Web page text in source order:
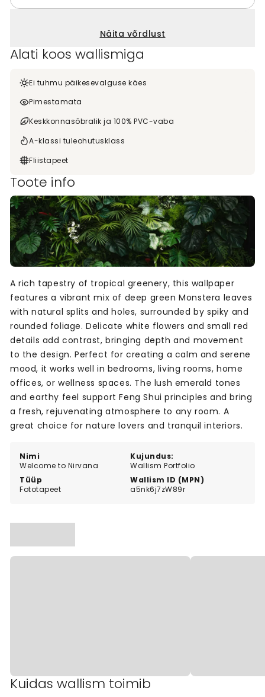
Näita võrdlust
Alati koos wallismiga
Ei tuhmu päikesevalguse käes
Pimestamata
Keskkonnasõbralik ja 100% PVC-vaba
A-klassi tuleohutusklass
Fliistapeet
Toote info
Nimi
Welcome to Nirvana
Kujundus:
Wallism Portfolio
Tüüp
Fototapeet
Wallism ID (MPN)
a5nk6j7zW89r
A rich tapestry of tropical greenery, this wallpaper
features a vibrant mix of deep green Monstera leaves
with natural splits and holes, surrounded by spiky and
rounded foliage. Delicate white flowers and small red
details add contrast, bringing depth and movement
to the design. Perfect for creating a calm and serene
mood, it works well in bedrooms, living rooms, home
offices, or wellness spaces. The lush emerald tones
and earthy feel support Feng Shui principles and bring
a fresh, rejuvenating atmosphere to any room. A
great choice for nature lovers and tranquil interiors.
Kuidas wallism toimib